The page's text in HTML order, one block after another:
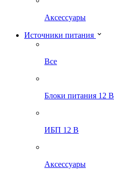
Аксессуары
Источники питания
Все
Блоки питания 12 В
ИБП 12 В
Аксессуары